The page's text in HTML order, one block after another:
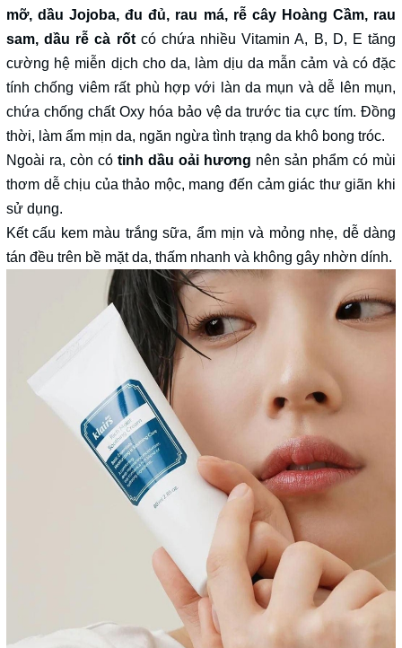
mỡ, dầu Jojoba, đu đủ, rau má, rễ cây Hoàng Cầm, rau
sam, dầu rễ cà rốtcó chứa nhiều Vitamin A, B, D, E tăng
cường hệ miễn dịch cho da, làm dịu da mẫn cảm và có đặc
tính chống viêm rất phù hợp với làn da mụn và dễ lên mụn,
chứa chống chất Oxy hóa bảo vệ da trước tia cực tím. Đồng
thời, làm ẩm mịn da, ngăn ngừa tình trạng da khô bong tróc.
Ngoài ra, còn có tinh dầu oải hương nên sản phẩm có mùi
thơm dễ chịu của thảo mộc, mang đến cảm giác thư giãn khi
sử dụng.
Kết cấu kem màu trắng sữa, ẩm mịn và mỏng nhẹ, dễ dàng
tán đều trên bề mặt da, thấm nhanh và không gây nhờn dính.